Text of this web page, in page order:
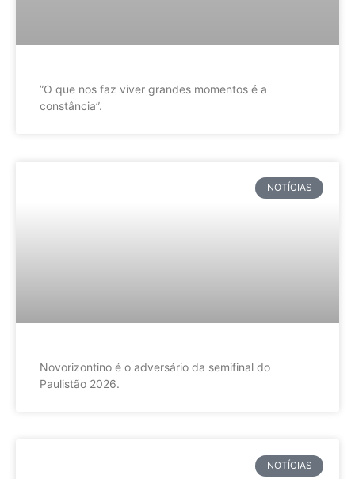
”O que nos faz viver grandes momentos é a
constância”.
NOTÍCIAS
Novorizontino é o adversário da semifinal do
Paulistão 2026.
NOTÍCIAS